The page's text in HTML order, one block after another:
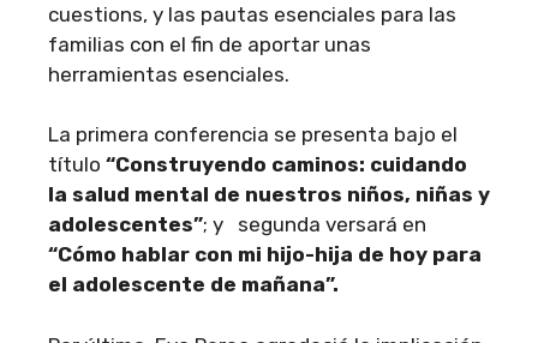
cuestions, y las pautas esenciales para las
familias con el fin de aportar unas
herramientas esenciales.
La primera conferencia se presenta bajo el
título “Construyendo caminos: cuidando
la salud mental de nuestros niños, niñas y
adolescentes”; y segunda versará en
“Cómo hablar con mi hijo-hija de hoy para
el adolescente de mañana”.